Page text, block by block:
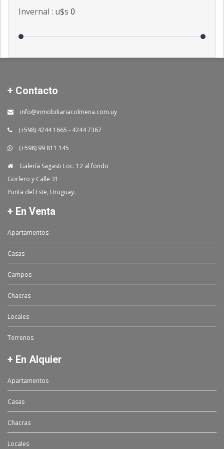
Invernal : u$s 0
+ Contacto
info@inmobiliariacolmena.com.uy
(+598) 4244 1665 - 4244 7367
(+598) 99 811 145
Galería Sagasti Loc. 12 al fondo
Gorlero y Calle 31
Punta del Este, Uruguay.
+ En Venta
Apartamentos
Casas
Campos
Chacras
Locales
Terrenos
+ En Alquier
Apartamentos
Casas
Chacras
Locales